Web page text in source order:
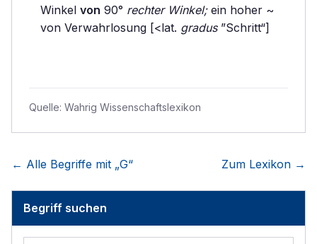
Winkel von 90° rechter Winkel;ein hoher ~
von Verwahrlosung [<lat. gradus”Schritt“]
Quelle: Wahrig Wissenschaftslexikon
← Alle Begriffe mit „G“ Zum Lexikon →
Begriff suchen